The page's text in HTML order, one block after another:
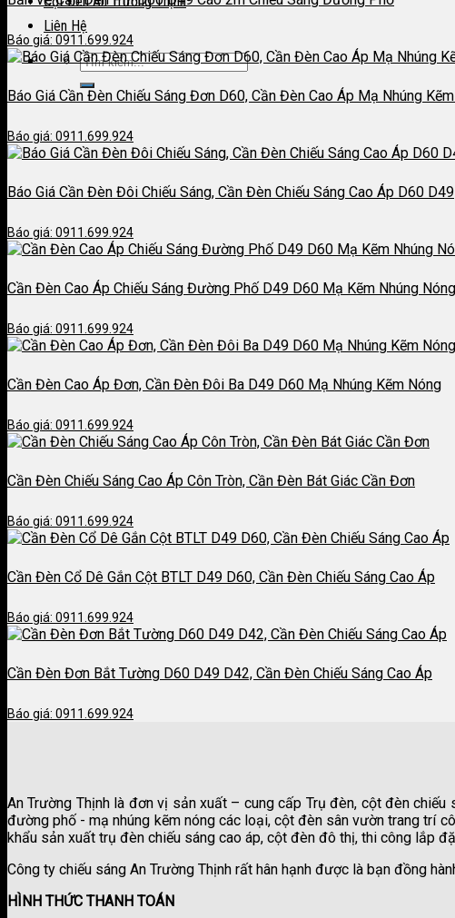
Liên Hệ
Báo giá: 0911.699.924
Báo Giá Cần Đèn Chiếu Sáng Đơn D60, Cần Đèn Cao Áp Mạ Nhúng
Báo giá: 0911.699.924
Báo Giá Cần Đèn Đôi Chiếu Sáng, Cần Đèn Chiếu Sáng Cao Áp D60 D49
Báo giá: 0911.699.924
Cần Đèn Cao Áp Chiếu Sáng Đường Phố D49 D60 Mạ Kẽm Nhúng Nóng
Báo giá: 0911.699.924
Cần Đèn Cao Áp Đơn, Cần Đèn Đôi Ba D49 D60 Mạ Nhúng Kẽm Nóng
Báo giá: 0911.699.924
Cần Đèn Chiếu Sáng Cao Áp Côn Tròn, Cần Đèn Bát Giác Cần Đơn
Báo giá: 0911.699.924
Cần Đèn Cổ Dê Gắn Cột BTLT D49 D60, Cần Đèn Chiếu Sáng Cao Áp
Báo giá: 0911.699.924
Cần Đèn Đơn Bắt Tường D60 D49 D42, Cần Đèn Chiếu Sáng Cao Áp
Báo giá: 0911.699.924
An Trường Thịnh là đơn vị sản xuất – cung cấp Trụ đèn, cột đèn
đường phố - mạ nhúng kẽm nóng các loại, cột đèn sân vườn trang trí
khẩu sản xuất trụ đèn chiếu sáng cao áp, cột đèn đô thị, thi công lắp
Công ty chiếu sáng An Trường Thịnh rất hân hạnh được là bạn đồng
HÌNH THỨC THANH TOÁN